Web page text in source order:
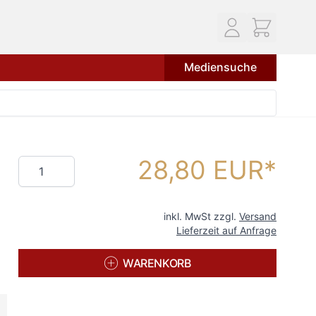
Mediensuche
Menge 28,80 EUR
inkl. MwSt zzgl. Versand
Lieferzeit auf Anfrage
WARENKORB